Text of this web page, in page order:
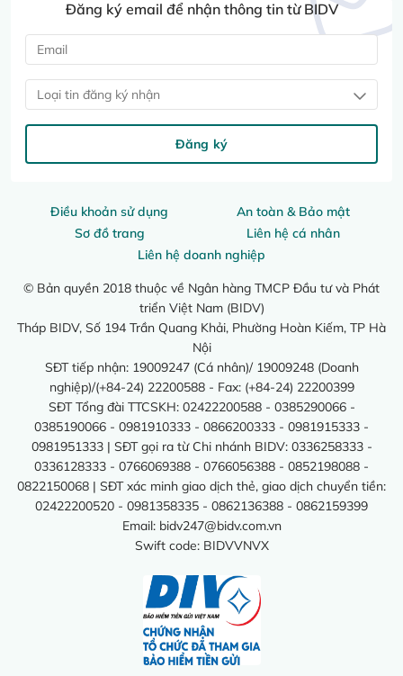
Điều khoản sử dụng
An toàn & Bảo mật
Sơ đồ trang
Liên hệ cá nhân
Liên hệ doanh nghiệp
© Bản quyền 2018 thuộc về Ngân hàng TMCP Đầu tư và Phát
triển Việt Nam (BIDV)
Tháp BIDV, Số 194 Trần Quang Khải, Phường Hoàn Kiếm, TP Hà
Nội
SĐT tiếp nhận: 19009247 (Cá nhân)/ 19009248 (Doanh
nghiệp)/(+84-24) 22200588 - Fax: (+84-24) 22200399
SĐT Tổng đài TTCSKH: 02422200588 - 0385290066 -
0385190066 - 0981910333 - 0866200333 - 0981915333 -
0981951333 | SĐT gọi ra từ Chi nhánh BIDV: 0336258333 -
0336128333 - 0766069388 - 0766056388 - 0852198088 -
0822150068 | SĐT xác minh giao dịch thẻ, giao dịch chuyển tiền:
02422200520 - 0981358335 - 0862136388 - 0862159399
Email: bidv247@bidv.com.vn
Swift code: BIDVVNVX
Đăng ký email để nhận thông tin từ BIDV
Loại tin đăng ký nhận
Đăng ký